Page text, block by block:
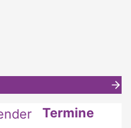
Termine